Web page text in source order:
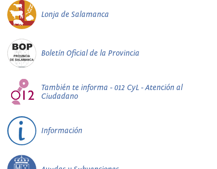
Lonja de Salamanca
Boletín Oficial de la Provincia
También te informa - 012 CyL - Atención al
Ciudadano
Información